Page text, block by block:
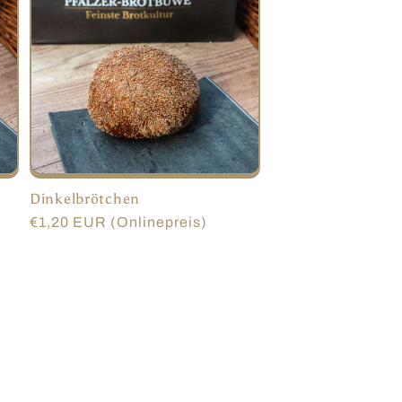
Dinkelbrötchen
Normaler
€1,20 EUR (Onlinepreis)